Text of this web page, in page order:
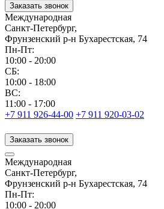
Заказать звонок
Международная
Санкт-Петербург,
Фрунзенский р-н Бухарестская, 74
Пн-Пт:
10:00 - 20:00
CБ:
10:00 - 18:00
ВС:
11:00 - 17:00
+7 911 926-44-00 +7 911 920-03-02
Заказать звонок
Международная
Санкт-Петербург,
Фрунзенский р-н Бухарестская, 74
Пн-Пт:
10:00 - 20:00